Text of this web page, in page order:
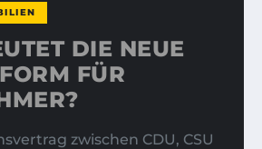
DIE NEUE
FÜR
zwischen CDU, CSU